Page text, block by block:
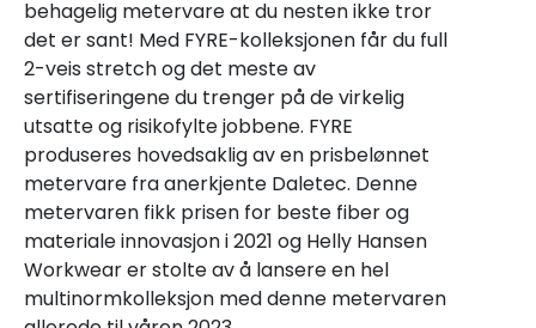
behagelig metervare at du nesten ikke tror
det er sant! Med FYRE-kolleksjonen får du full
2-veis stretch og det meste av
sertifiseringene du trenger på de virkelig
utsatte og risikofylte jobbene. FYRE
produseres hovedsaklig av en prisbelønnet
metervare fra anerkjente Daletec. Denne
metervaren fikk prisen for beste fiber og
materiale innovasjon i 2021 og Helly Hansen
Workwear er stolte av å lansere en hel
multinormkolleksjon med denne metervaren